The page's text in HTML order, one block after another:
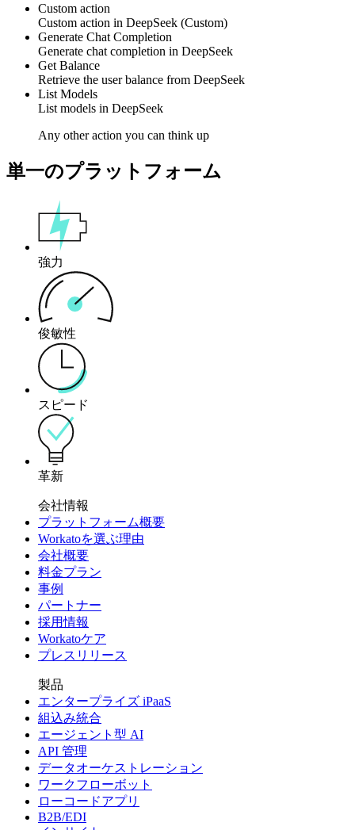
Custom action
Custom action in DeepSeek (Custom)
Generate Chat Completion
Generate chat completion in DeepSeek
Get Balance
Retrieve the user balance from DeepSeek
List Models
List models in DeepSeek
Any other action you can think up
単一のプラットフォーム
強力
俊敏性
スピード
革新
会社情報
プラットフォーム概要
Workatoを選ぶ理由
会社概要
料金プラン
事例
パートナー
採用情報
Workatoケア
プレスリリース
製品
エンタープライズ iPaaS
組込み統合
エージェント型 AI
API 管理
データオーケストレーション
ワークフローボット
ローコードアプリ
B2B/EDI